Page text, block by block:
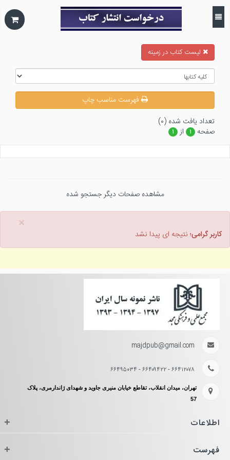
ليست كتاب در زمينه
فهرست مناسب چاپ
تعداد يافت شده (۰)
صفحه
۱ از ۱
مشاهده صفحات دیگر جستجو شده
×
کاربر گرامی؛ نتیجه ای پیدا نشد
majdpub@gmail.com
۶۶۴۱۲۰۷۸ - ۶۶۴۰۹۴۲۲ - ۶۶۴۹۵۰۳۴
تهران، میدان انقلاب، تقاطع خیابان منیری جاوید و شهدای ژاندارمری، پلاک
57
اطلاعات +
فهرست +